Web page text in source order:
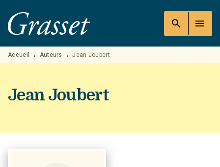
MENU RECHERCHE
PIED DE PAGE
search menu
Accueil • Auteurs • Jean Joubert
Jean Joubert